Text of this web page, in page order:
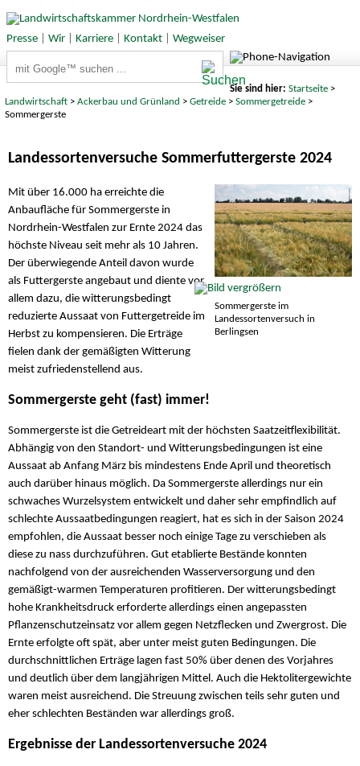
Presse| Wir| Karriere| Kontakt| Wegweiser
Sie sind hier: Startseite>
Landwirtschaft >Ackerbau und Grünland >Getreide >Sommergetreide >
Sommergerste
Landessortenversuche Sommerfuttergerste 2024
Sommergerste im
Landessortenversuch in
Berlingsen
Mit über 16.000 ha erreichte die
Anbaufläche für Sommergerste in
Nordrhein-Westfalen zur Ernte 2024 das
höchste Niveau seit mehr als 10 Jahren.
Der überwiegende Anteil davon wurde
als Futtergerste angebaut und diente vor
allem dazu, die witterungsbedingt
reduzierte Aussaat von Futtergetreide im
Herbst zu kompensieren. Die Erträge
fielen dank der gemäßigten Witterung
meist zufriedenstellend aus.
Sommergerste geht (fast) immer!
Sommergerste ist die Getreideart mit der höchsten Saatzeitflexibilität.
Abhängig von den Standort- und Witterungsbedingungen ist eine
Aussaat ab Anfang März bis mindestens Ende April und theoretisch
auch darüber hinaus möglich. Da Sommergerste allerdings nur ein
schwaches Wurzelsystem entwickelt und daher sehr empfindlich auf
schlechte Aussaatbedingungen reagiert, hat es sich in der Saison 2024
empfohlen, die Aussaat besser noch einige Tage zu verschieben als
diese zu nass durchzuführen. Gut etablierte Bestände konnten
nachfolgend von der ausreichenden Wasserversorgung und den
gemäßigt-warmen Temperaturen profitieren. Der witterungsbedingt
hohe Krankheitsdruck erforderte allerdings einen angepassten
Pflanzenschutzeinsatz vor allem gegen Netzflecken und Zwergrost. Die
Ernte erfolgte oft spät, aber unter meist guten Bedingungen. Die
durchschnittlichen Erträge lagen fast 50% über denen des Vorjahres
und deutlich über dem langjährigen Mittel. Auch die Hektolitergewichte
waren meist ausreichend. Die Streuung zwischen teils sehr guten und
eher schlechten Beständen war allerdings groß.
Ergebnisse der Landessortenversuche 2024